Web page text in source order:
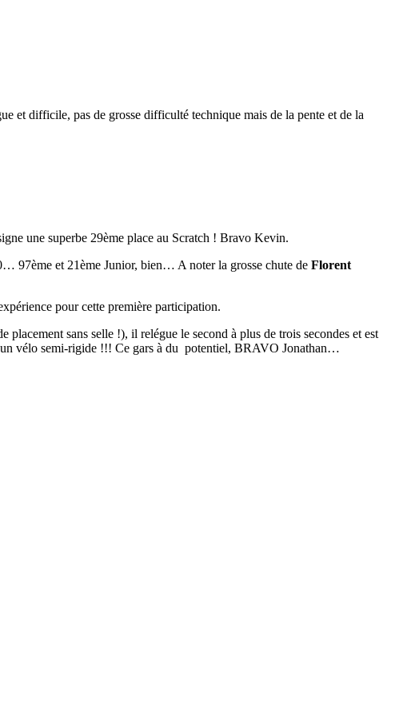
et difficile, pas de grosse difficulté technique mais de la pente et de la
une superbe 29ème place au Scratch ! Bravo Kevin.
97ème et 21ème Junior, bien… A noter la grosse chute de Florent
pour cette première participation.
sans selle !), il relégue le second à plus de trois secondes et est
vélo semi-rigide !!! Ce gars à du potentiel, BRAVO Jonathan…